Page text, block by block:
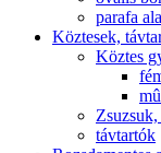
parafa
Köztesek,
Köztes
távtartók